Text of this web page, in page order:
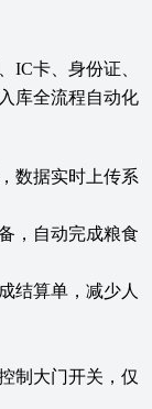
IC卡、身份证、
库全流程自动化
数据实时上传系
，自动完成粮食
结算单，减少人
制大门开关，仅